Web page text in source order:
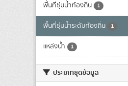
พื้นที่ชุ่มน้ำท้องถิ่น 1
พื้นที่ชุ่มน้ำระดับท้องถิ่น 1
แหล่งน้ำ 1
ประเภทชุดข้อมูล